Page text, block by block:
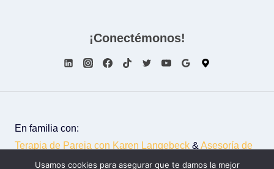
¡Conectémonos!
En familia con:
Terapia de Pareja con Karen Langebeck & Asesoría de
Imagen con Liliana Falla
Usamos cookies para asegurar que te damos la mejor